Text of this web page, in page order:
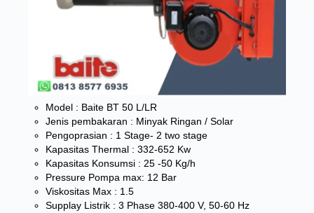
Model : Baite BT 50 L/LR
Jenis pembakaran : Minyak Ringan / Solar
Pengoprasian : 1 Stage- 2 two stage
Kapasitas Thermal : 332-652 Kw
Kapasitas Konsumsi : 25 -50 Kg/h
Pressure Pompa max: 12 Bar
Viskositas Max : 1.5
Supplay Listrik : 3 Phase 380-400 V, 50-60 Hz